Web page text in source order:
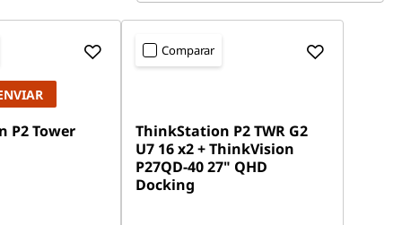
P2 Tower
Comparar
ThinkStation P2 TWR G2
U7 16 x2 + ThinkVision
P27QD-40 27" QHD
Docking